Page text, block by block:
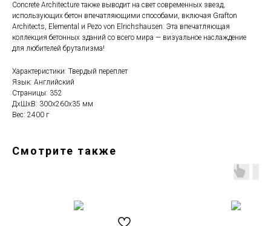
Concrete Architecture также выводит на свет современных звезд,
использующих бетон впечатляющими способами, включая Grafton
Architects, Elemental и Pezo von Elrichshausen. Эта впечатляющая
коллекция бетонных зданий со всего мира — визуальное наслаждение
для любителей брутализма!
Характеристики: Твердый переплет
Язык: Английский
Страницы: 352
ДxШxВ: 300x260x35 мм
Вес: 2400 г
Смотрите также